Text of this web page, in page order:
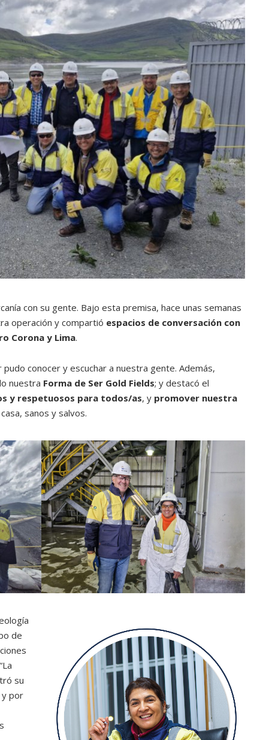
con su gente. Bajo esta premisa, hace unas semanas
operación y compartió espacios de conversación con
Corona y Lima.
conocer y escuchar a nuestra gente. Además,
nuestra Forma de Ser Gold Fields; y destacó el
y respetuosos para todos/as, y promover nuestra
sanos y salvos.
de
su
y por